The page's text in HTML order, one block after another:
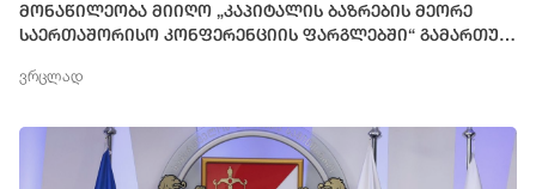
მონაწილეობა მიიღო „კაპიტალის ბაზრების მეორე
საერთაშორისო კონფერენციის ფარგლებში“ გამართულ
ვრცლად